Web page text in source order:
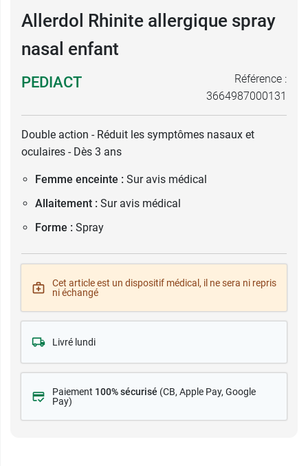
Allerdol Rhinite allergique spray
nasal enfant
PEDIACT
Référence :
3664987000131
Double action - Réduit les symptômes nasaux et
oculaires - Dès 3 ans
Femme enceinte : Sur avis médical
Allaitement : Sur avis médical
Forme : Spray
Cet article est un dispositif médical, il ne sera ni repris
ni échangé
Livré lundi
Paiement 100% sécurisé (CB, Apple Pay, Google
Pay)